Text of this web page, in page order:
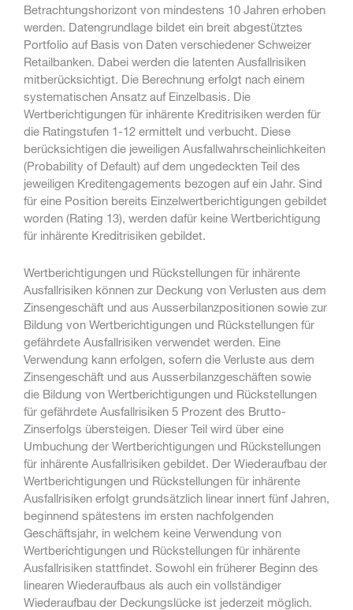
Betrachtungshorizont von mindestens 10 Jahren erhoben
werden. Datengrundlage bildet ein breit abgestütztes
Portfolio auf Basis von Daten verschiedener Schweizer
Retailbanken. Dabei werden die latenten Ausfallrisiken
mitberücksichtigt. Die Berechnung erfolgt nach einem
systematischen Ansatz auf Einzelbasis. Die
Wertberichtigungen für inhärente Kreditrisiken werden für
die Ratingstufen 1-12 ermittelt und verbucht. Diese
berücksichtigen die jeweiligen Ausfallwahrscheinlichkeiten
(Probability of Default) auf dem ungedeckten Teil des
jeweiligen Kreditengagements bezogen auf ein Jahr. Sind
für eine Position bereits Einzelwertberichtigungen gebildet
worden (Rating 13), werden dafür keine Wertberichtigung
für inhärente Kreditrisiken gebildet.
Wertberichtigungen und Rückstellungen für inhärente
Ausfallrisiken können zur Deckung von Verlusten aus dem
Zinsengeschäft und aus Ausserbilanzpositionen sowie zur
Bildung von Wertberichtigungen und Rückstellungen für
gefährdete Ausfallrisiken verwendet werden. Eine
Verwendung kann erfolgen, sofern die Verluste aus dem
Zinsengeschäft und aus Ausserbilanzgeschäften sowie
die Bildung von Wertberichtigungen und Rückstellungen
für gefährdete Ausfallrisiken 5 Prozent des Brutto-
Zinserfolgs übersteigen. Dieser Teil wird über eine
Umbuchung der Wertberichtigungen und Rückstellungen
für inhärente Ausfallrisiken gebildet. Der Wiederaufbau der
Wertberichtigungen und Rückstellungen für inhärente
Ausfallrisiken erfolgt grundsätzlich linear innert fünf Jahren,
beginnend spätestens im ersten nachfolgenden
Geschäftsjahr, in welchem keine Verwendung von
Wertberichtigungen und Rückstellungen für inhärente
Ausfallrisiken stattfindet. Sowohl ein früherer Beginn des
linearen Wiederaufbaus als auch ein vollständiger
Wiederaufbau der Deckungslücke ist jederzeit möglich.